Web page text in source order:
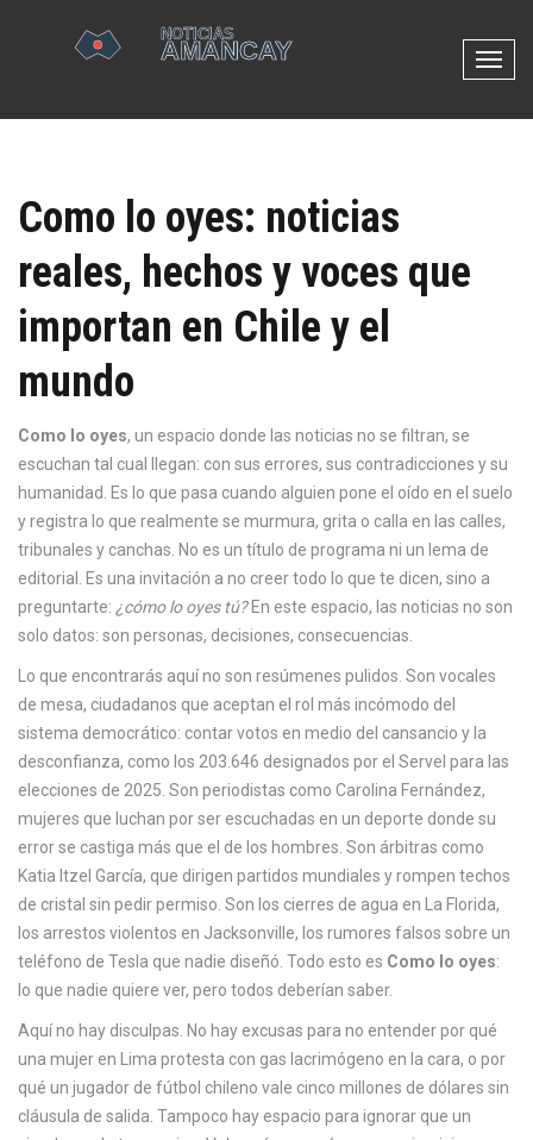
N
v
l
a
n
a
Como lo oyes: noticias
reales, hechos y voces que
importan en Chile y el
mundo
Como lo oyes, un espacio donde las noticias no se filtran, se
escuchan tal cual llegan: con sus errores, sus contradicciones y su
humanidad
. Es lo que pasa cuando alguien pone el oído en el suelo
y registra lo que realmente se murmura, grita o calla en las calles,
tribunales y canchas. No es un título de programa ni un lema de
editorial. Es una invitación a no creer todo lo que te dicen, sino a
preguntarte: ¿cómo lo oyes tú?En este espacio, las noticias no son
solo datos: son personas, decisiones, consecuencias.
Lo que encontrarás aquí no son resúmenes pulidos. Son vocales
de mesa, ciudadanos que aceptan el rol más incómodo del
sistema democrático: contar votos en medio del cansancio y la
desconfianza, como los 203.646 designados por el Servel para las
elecciones de 2025. Son periodistas como Carolina Fernández,
mujeres que luchan por ser escuchadas en un deporte donde su
error se castiga más que el de los hombres . Son árbitras como
Katia Itzel García, que dirigen partidos mundiales y rompen techos
de cristal sin pedir permiso . Son los cierres de agua en La Florida,
los arrestos violentos en Jacksonville, los rumores falsos sobre un
teléfono de Tesla que nadie diseñó. Todo esto es Como lo oyes:
lo que nadie quiere ver, pero todos deberían saber.
Aquí no hay disculpas. No hay excusas para no entender por qué
una mujer en Lima protesta con gas lacrimógeno en la cara, o por
qué un jugador de fútbol chileno vale cinco millones de dólares sin
cláusula de salida. Tampoco hay espacio para ignorar que un